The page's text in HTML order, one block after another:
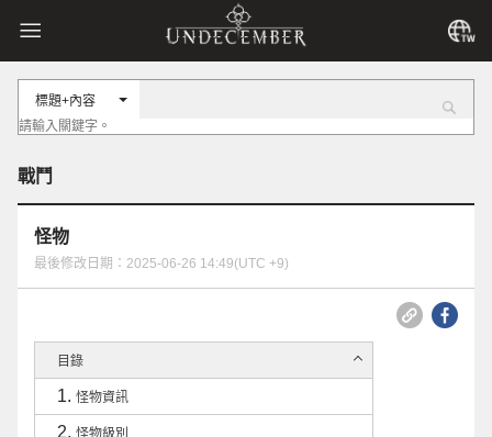
標題+內容
戰鬥
怪物
最後修改日期：2025-06-26 14:49(UTC +9)
目錄
怪物資訊
怪物級別